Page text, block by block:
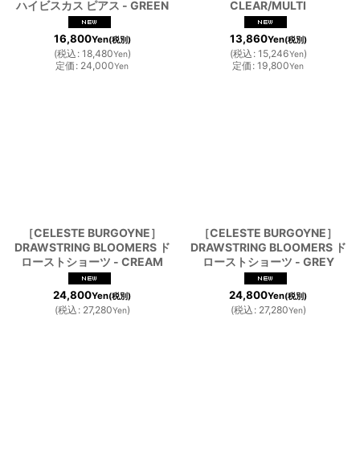
ハイビスカス ピアス - GREEN
16,800Yen(税別)
(税込 : 18,480Yen)
定価 : 24,000Yen
CLEAR/MULTI
13,860Yen(税別)
(税込 : 15,246Yen)
定価 : 19,800Yen
［CELESTE BURGOYNE］
DRAWSTRING BLOOMERS ド
ローストショーツ - CREAM
24,800Yen(税別)
(税込 : 27,280Yen)
［CELESTE BURGOYNE］
DRAWSTRING BLOOMERS ド
ローストショーツ - GREY
24,800Yen(税別)
(税込 : 27,280Yen)